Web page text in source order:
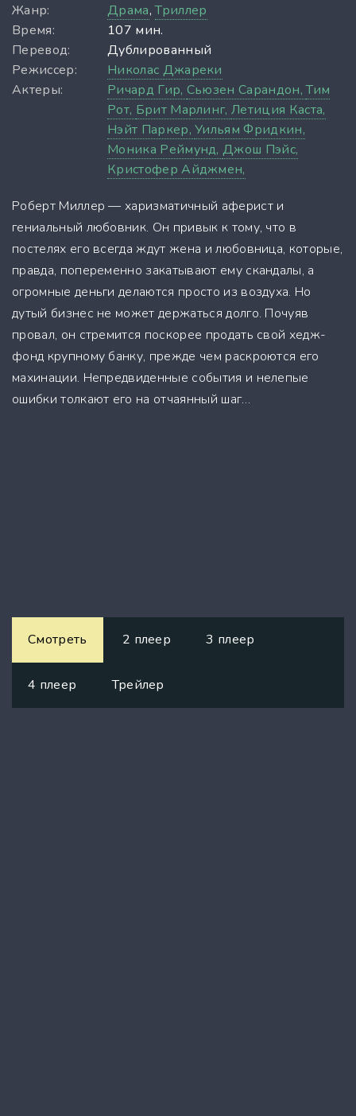
Жанр:
Драма,Триллер
Время:
107 мин.
Перевод:
Дублированный
Режиссер:
Николас Джареки
Актеры:
Ричард Гир, Сьюзен Сарандон,Тим
Рот, Брит Марлинг,Летиция Каста,
Нэйт Паркер,Уильям Фридкин,
Моника Реймунд,Джош Пэйс,
Кристофер Айджмен,
Роберт Миллер — харизматичный аферист и
гениальный любовник. Он привык к тому, что в
постелях его всегда ждут жена и любовница, которые,
правда, попеременно закатывают ему скандалы, а
огромные деньги делаются просто из воздуха. Но
дутый бизнес не может держаться долго. Почуяв
провал, он стремится поскорее продать свой хедж-
фонд крупному банку, прежде чем раскроются его
махинации. Непредвиденные события и нелепые
ошибки толкают его на отчаянный шаг…
Смотреть 2 плеер 3 плеер
4 плеер Трейлер